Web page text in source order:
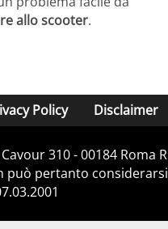
allo scooter.
Policy Disclaimer
310 - 00184 Roma
pertanto